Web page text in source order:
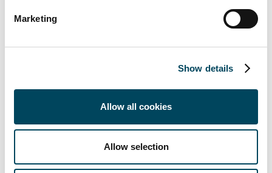
Marketing
Show details
Allow all cookies
Allow selection
Insgesamt investierte CRIM für das
mit der Projektentwicklung in der
Hamburger Hafencity um einen der Top-
Standorte in Deutschland ergänzen“, so